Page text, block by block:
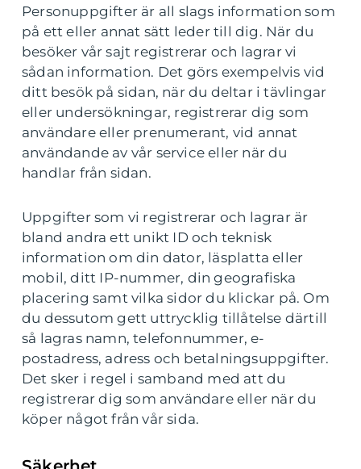
Personuppgifter är all slags information som
på ett eller annat sätt leder till dig. När du
besöker vår sajt registrerar och lagrar vi
sådan information. Det görs exempelvis vid
ditt besök på sidan, när du deltar i tävlingar
eller undersökningar, registrerar dig som
användare eller prenumerant, vid annat
användande av vår service eller när du
handlar från sidan.
Uppgifter som vi registrerar och lagrar är
bland andra ett unikt ID och teknisk
information om din dator, läsplatta eller
mobil, ditt IP-nummer, din geografiska
placering samt vilka sidor du klickar på. Om
du dessutom gett uttrycklig tillåtelse därtill
så lagras namn, telefonnummer, e-
postadress, adress och betalningsuppgifter.
Det sker i regel i samband med att du
registrerar dig som användare eller när du
köper något från vår sida.